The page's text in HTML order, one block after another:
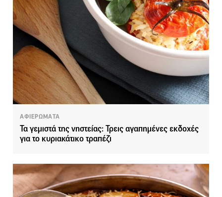
ΑΦΙΕΡΩΜΑΤΑ
Τα γεμιστά της νηστείας: Τρεις αγαπημένες εκδοχές
για το κυριακάτικο τραπέζι